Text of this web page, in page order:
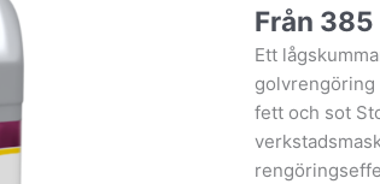
Från 385
Ett
golvrengöring
fett och sot
mängd